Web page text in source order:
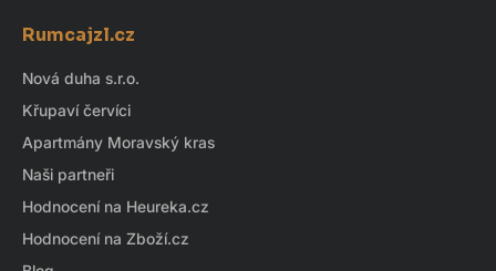
Rumcajzl.cz
Nová duha s.r.o.
Křupaví červíci
Apartmány Moravský kras
Naši partneři
Hodnocení na Heureka.cz
Hodnocení na Zboží.cz